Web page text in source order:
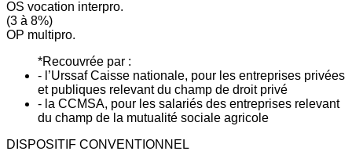
OS vocation interpro.
(3 à 8%)
OP multipro.
*Recouvrée par :
- l’Urssaf Caisse nationale, pour les entreprises privées
et publiques relevant du champ de droit privé
- la CCMSA, pour les salariés des entreprises relevant
du champ de la mutualité sociale agricole
DISPOSITIF CONVENTIONNEL